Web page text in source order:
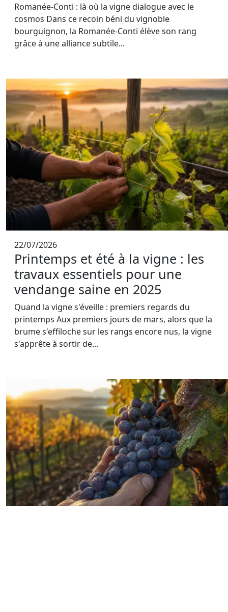
Romanée-Conti : là où la vigne dialogue avec le
cosmos Dans ce recoin béni du vignoble
bourguignon, la Romanée-Conti élève son rang
grâce à une alliance subtile...
22/07/2026
Printemps et été à la vigne : les
travaux essentiels pour une
vendange saine en 2025
Quand la vigne s'éveille : premiers regards du
printemps Aux premiers jours de mars, alors que la
brume s'effiloche sur les rangs encore nus, la vigne
s'apprête à sortir de...